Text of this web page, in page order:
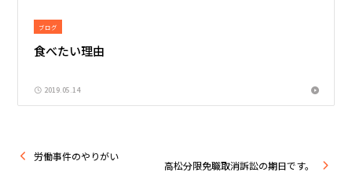
ブログ
食べたい理由
2019.05.14
労働事件のやりがい
高松分限免職取消訴訟の期日です。